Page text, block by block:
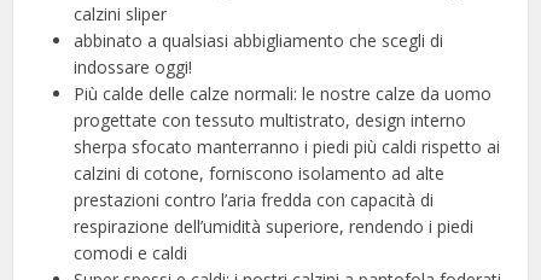
calzini sliper
abbinato a qualsiasi abbigliamento che scegli di
indossare oggi!
Più calde delle calze normali: le nostre calze da uomo
progettate con tessuto multistrato, design interno
sherpa sfocato manterranno i piedi più caldi rispetto ai
calzini di cotone, forniscono isolamento ad alte
prestazioni contro l’aria fredda con capacità di
respirazione dell’umidità superiore, rendendo i piedi
comodi e caldi